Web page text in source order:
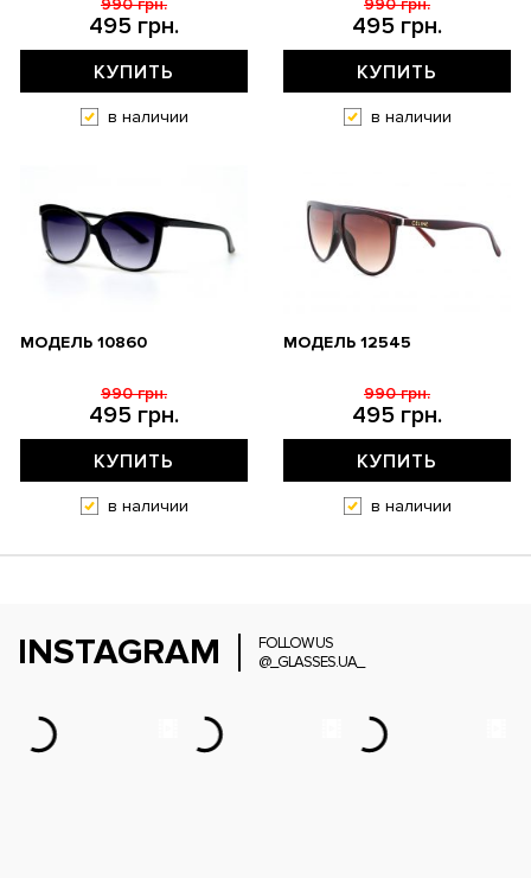
495 грн.
990 грн.
КУПИТЬ
в наличии
495 грн.
990 грн.
КУПИТЬ
в наличии
МОДЕЛЬ 10860
495 грн.
990 грн.
КУПИТЬ
в наличии
МОДЕЛЬ 12545
495 грн.
990 грн.
КУПИТЬ
в наличии
INSTAGRAM
FOLLOW US
@_GLASSES.UA_